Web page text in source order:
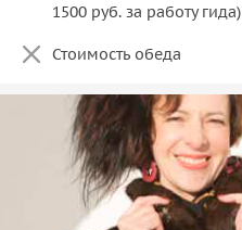
1500 руб. за работу гида)
Стоимость обеда